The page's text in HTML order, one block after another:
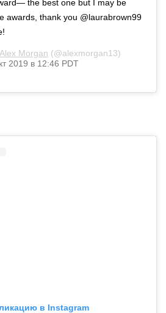
the best one but I may be
awards, thank you @laurabrown99
Alex Morgan (@alexmorgan13)
2019 в 12:46 PDT
в Instagram